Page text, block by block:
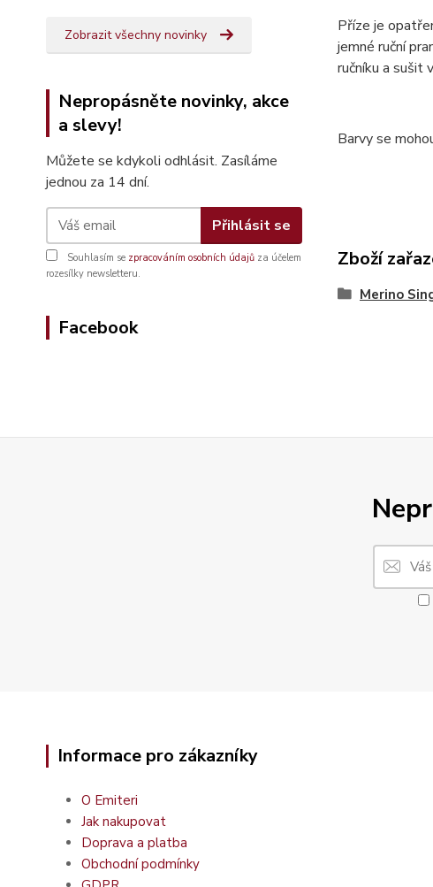
Zobrazit všechny novinky
Nepropásněte novinky, akce
a slevy!
Můžete se kdykoli odhlásit. Zasíláme
jednou za 14 dní.
Přihlásit se
Souhlasím se zpracováním osobních údajů za účelem
rozesílky newsletteru.
Facebook
Příze je
jemné ruční
ručníku a sušit
Barvy se
Zboží
Merino
Informace pro zákazníky
O Emiteri
Jak nakupovat
Doprava a platba
Obchodní podmínky